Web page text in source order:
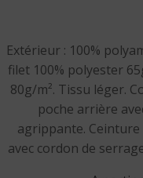
Extérieur : 100%
filet 100% polyester
80g/m². Tissu léger.
poche arrière
agrippante.
avec cordon de